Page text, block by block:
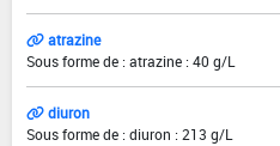
atrazine
Sous forme de : atrazine : 40 g/L
diuron
Sous forme de : diuron : 213 g/L